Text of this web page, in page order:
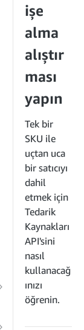
işe
alma
alıştır
ması
yapın
Tek bir
SKU ile
uçtan uca
bir satıcıyı
dahil
etmek için
Tedarik
Kaynakları
API'sini
nasıl
kullanacağ
ınızı
öğrenin.